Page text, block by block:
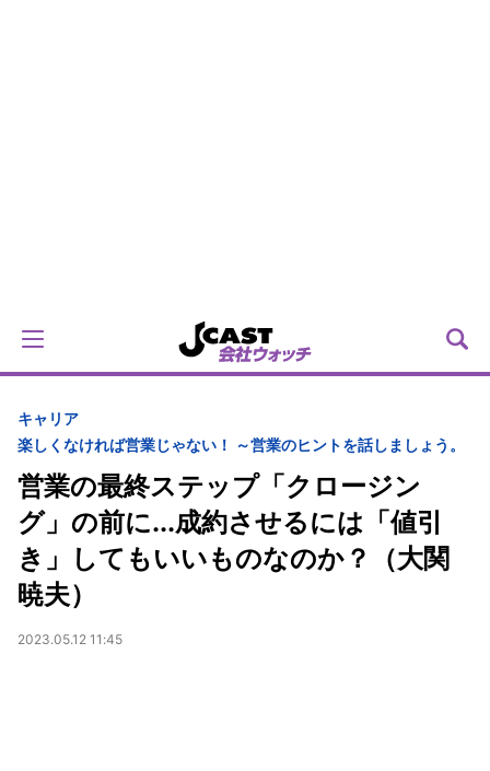
キャリア
楽しくなければ営業じゃない！ ～営業のヒントを話しましょう。
営業の最終ステップ「クロージン
グ」の前に...成約させるには「値引
き」してもいいものなのか？（大関
暁夫）
2023.05.12 11:45